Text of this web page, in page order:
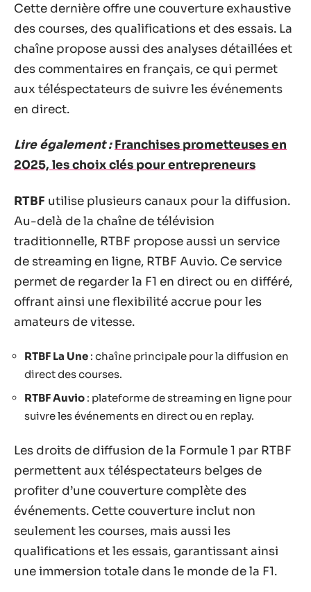
Cette dernière offre une couverture exhaustive
des courses, des qualifications et des essais. La
chaîne propose aussi des analyses détaillées et
des commentaires en français, ce qui permet
aux téléspectateurs de suivre les événements
en direct.
Lire également : Franchises prometteuses en
2025, les choix clés pour entrepreneurs
RTBF utilise plusieurs canaux pour la diffusion.
Au-delà de la chaîne de télévision
traditionnelle, RTBF propose aussi un service
de streaming en ligne, RTBF Auvio. Ce service
permet de regarder la F1 en direct ou en différé,
offrant ainsi une flexibilité accrue pour les
amateurs de vitesse.
RTBF La Une : chaîne principale pour la diffusion en
direct des courses.
RTBF Auvio : plateforme de streaming en ligne pour
suivre les événements en direct ou en replay.
Les droits de diffusion de la Formule 1 par RTBF
permettent aux téléspectateurs belges de
profiter d’une couverture complète des
événements. Cette couverture inclut non
seulement les courses, mais aussi les
qualifications et les essais, garantissant ainsi
une immersion totale dans le monde de la F1.